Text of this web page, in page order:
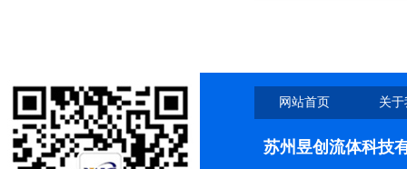
网站首页 关
苏州昱创流体科技